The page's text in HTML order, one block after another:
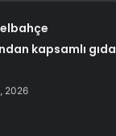
kapsamlı gıda
2026